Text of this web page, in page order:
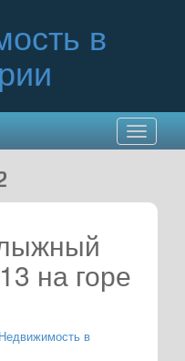
в
Toggle
на горе
Недвижимость в